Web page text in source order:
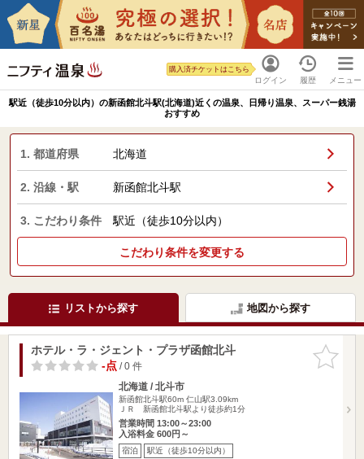
ログイン
購入済チケットはこちら
履歴 メニュー
駅近（徒歩10分以内）の新函館北斗駅(北海道)近くの温泉、日帰り温泉、スーパー銭湯
おすすめ
1. 都道府県 北海道
2. 沿線・駅 新函館北斗駅
3. こだわり条件 駅近（徒歩10分以内）
こだわり条件を変更する
リストから探す 地図から探す
お気に入
りに追加
ホテル・ラ・ジェント・プラザ函館北斗
-点/ 0 件
北海道 / 北斗市
新函館北斗駅60m 仁山駅3.09km
ＪＲ 新函館北斗駅より徒歩約1分
営業時間 13:00～23:00
入浴料金 600円～
宿泊 駅近（徒歩10分以内）